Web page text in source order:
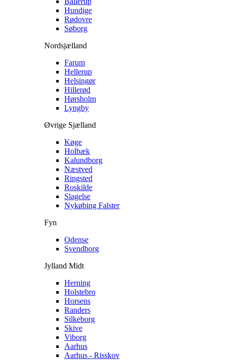
Hundige
Rødovre
Søborg
Nordsjælland
Farum
Hellerup
Helsingør
Hillerød
Hørsholm
Lyngby
Øvrige Sjælland
Køge
Holbæk
Kalundborg
Næstved
Ringsted
Roskilde
Slagelse
Nykøbing Falster
Fyn
Odense
Svendborg
Jylland Midt
Herning
Holstebro
Horsens
Randers
Silkeborg
Skive
Viborg
Aarhus
Aarhus - Risskov